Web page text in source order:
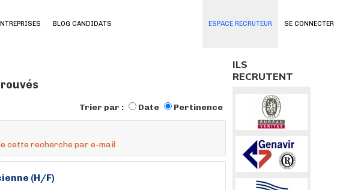
SE CONNECTER
BLOG CANDIDATS ESPACE RECRUTEUR
Trier par : Date Pertinence
cette recherche par e-mail
(H/F)
ILS
RECRUTENT